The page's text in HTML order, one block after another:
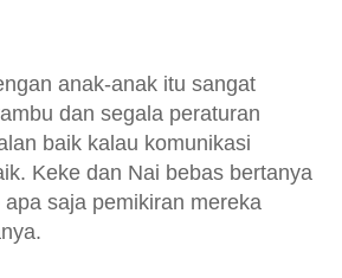
anak-anak itu sangat
dan segala peraturan
baik kalau komunikasi
Keke dan Nai bebas bertanya
saja pemikiran mereka